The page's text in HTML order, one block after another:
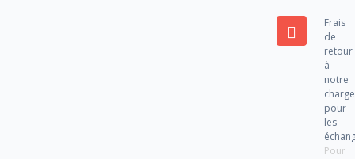
Frais
de
retour
à
notre
charge
pour
les
Pour